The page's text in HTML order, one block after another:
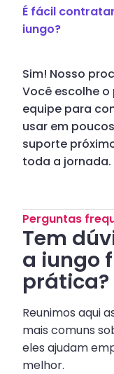
Perguntas
Tem
a iungo
prática?
Reunimos aqui
mais comuns
eles ajudam
melhor.
É fácil
iungo?
Sim! Nosso
Você escolhe
equipe para
usar em
suporte
toda a jornada.